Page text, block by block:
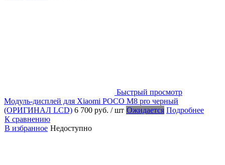
Быстрый просмотр
Модуль-дисплей для Xiaomi POCO M8 pro черный
(ОРИГИНАЛ LCD) 6 700 руб. / шт Ожидается Подробнее
К сравнению
В избранное Недоступно